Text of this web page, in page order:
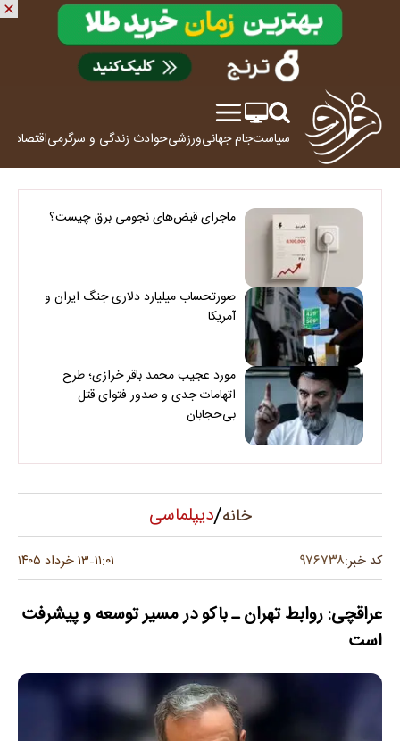
سیاستجام جهانیورزشیحوادث زندگی و سرگرمیاقتصاد
ماجرای قبض‌های نجومی برق چیست؟
صورتحساب میلیارد دلاری جنگ ایران و
آمریکا
مورد عجیب محمد باقر خرازی؛ طرح
اتهامات جدی و صدور فتوای قتل
بی‌حجابان
خانه/دیپلماسی
کد خبر:۹۷۶۷۳۸ ۱۱:۰۱-۱۳ خرداد ۱۴۰۵
عراقچی: روابط تهران ـ باکو در مسیر توسعه و پیشرفت
است